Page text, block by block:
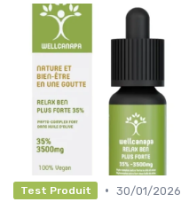
Test Produit • 30/01/2026